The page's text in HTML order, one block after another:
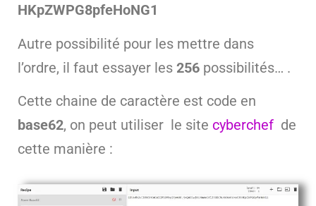
HKpZWPG8pfeHoNG1
Autre possibilité pour les mettre dans
l’ordre, il faut essayer les 256 possibilités… .
Cette chaine de caractère est code en
base62, on peut utiliser le site cyberchef de
cette manière :